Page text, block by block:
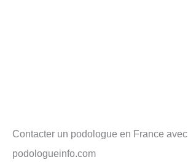
Contacter un podologue en France avec
podologueinfo.com